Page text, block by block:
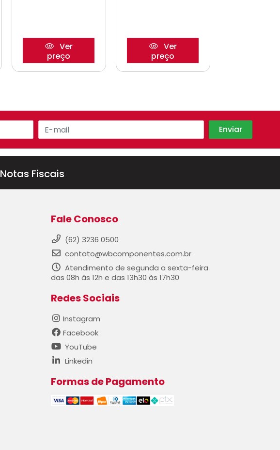
Ver
preço
Ver
preço
Notas Fiscais
Fale Conosco
(62) 3236 0500
contato@wbcomponentes.com.br
Atendimento de segunda a sexta-feira
das 08h às 12h e das 13h30 às 17h30
Redes Sociais
Instagram
Facebook
YouTube
Linkedin
Formas de Pagamento